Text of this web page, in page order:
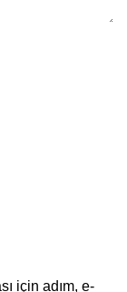
için adım, e-